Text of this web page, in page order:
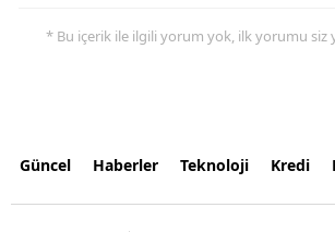
* Bu içerik ile ilgili yorum yok, ilk yorumu siz
Güncel Haberler Teknoloji Kredi